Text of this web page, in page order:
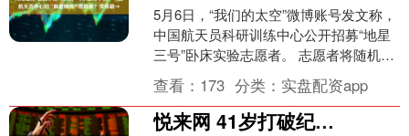
5月6日，“我们的太空”微博账号发文称，
中国航天员科研训练中心公开招募“地星
三号”卧床实验志愿者。 志愿者将随机分
为对照组和锻炼组，根据不同分组，卧
床总时长约为....
查看： 173 分类： 实盘配资app
悦来网 41岁打破纪录、生涯第34冠、22年心魔终除，巴西传奇篇章还在续写